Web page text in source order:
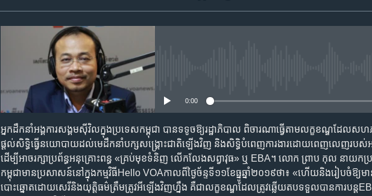
0:00
អ្នក​ដឹកនាំ​អង្គការ​​សង្គម​ស៊ីវិល​ក្នុង​​ប្រទេស​កម្ពុជា បាន​ទទូច​ឱ្យ​រដ្ឋាភិបាល​ ពិចារណា​ធ្វើ​តាម​លក្ខខណ្ឌ​ដែល​សហ
ផ្ដល់​សិទ្ធិ​ធ្វើ​នយោបាយ​ដល់​មេដឹកនាំ​បក្ស​សង្គ្រោះ​ជាតិ​ឡើងវិញ​ និង​សិទ្ធិ​បំពេញ​ការងារ​ដោយ​ពេញលេញ​របស់​អ
ដើម្បី​អាច​រក្សា​ប្រព័ន្ធ​អនុគ្រោះ​ពន្ធ «‍គ្រប់​មុខ​ទំនិញ​ លើកលែង​សព្វាវុធ» ​ឬ EBA។ លោក ព្រាប កុល នាយក​ប្រតិ
កម្ពុជា​មាន​ប្រសាសន៍​នៅ​ក្នុង​កម្មវិធី​​Hello VOA​កាល​ពី​ថ្ងៃ​ច័ន្ទ​ទី​១១​ខែ​ធ្នូ​ឆ្នាំ​២០១៩​ថា៖​ «‍ហើយ​និង​រៀបចំ​ឱ្យ​ម
បោះឆ្នោត​ដោយ​សេរី​និង​យុត្តិធម៌​ត្រឹមត្រូវ​អី​ឡើងវិញ​ហ្នឹង គឺ​ជា​លក្ខខណ្ឌ​ដែល​ត្រូវ​ឆ្លើយតប​ទទួល​បាន​ការ​បន្ត​